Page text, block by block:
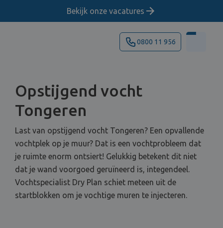
Bekijk onze vacatures
0800 11 956
Opstijgend vocht
Tongeren
Last van opstijgend vocht Tongeren? Een opvallende
vochtplek op je muur? Dat is een vochtprobleem dat
je ruimte enorm ontsiert! Gelukkig betekent dit niet
dat je wand voorgoed geruïneerd is, integendeel.
Vochtspecialist Dry Plan schiet meteen uit de
startblokken om je vochtige muren te injecteren.